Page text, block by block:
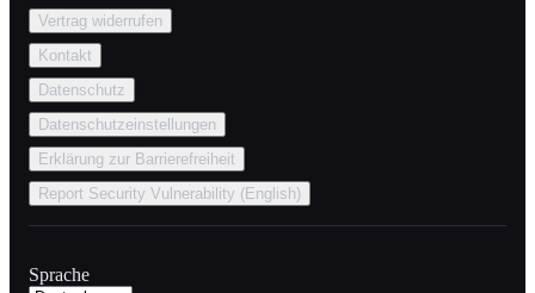
Vertrag widerrufen
Kontakt
Datenschutz
Datenschutzeinstellungen
Erklärung zur Barrierefreiheit
Report Security Vulnerability (English)
Sprache